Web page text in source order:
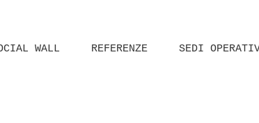
WALL REFERENZE SEDI